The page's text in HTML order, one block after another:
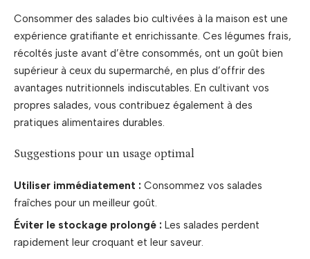
Consommer des salades bio cultivées à la maison est une
expérience gratifiante et enrichissante. Ces légumes frais,
récoltés juste avant d’être consommés, ont un goût bien
supérieur à ceux du supermarché, en plus d’offrir des
avantages nutritionnels indiscutables. En cultivant vos
propres salades, vous contribuez également à des
pratiques alimentaires durables.
Suggestions pour un usage optimal
Utiliser immédiatement : Consommez vos salades
fraîches pour un meilleur goût.
Éviter le stockage prolongé : Les salades perdent
rapidement leur croquant et leur saveur.